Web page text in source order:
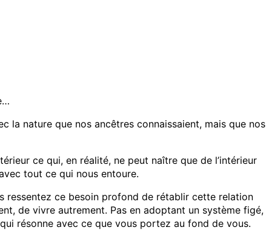
la nature que nos ancêtres connaissaient, mais que nos
ce qui, en réalité, ne peut naître que de l’intérieur
tout ce qui nous entoure.
ressentez ce besoin profond de rétablir cette relation
de vivre autrement. Pas en adoptant un système figé,
résonne avec ce que vous portez au fond de vous.